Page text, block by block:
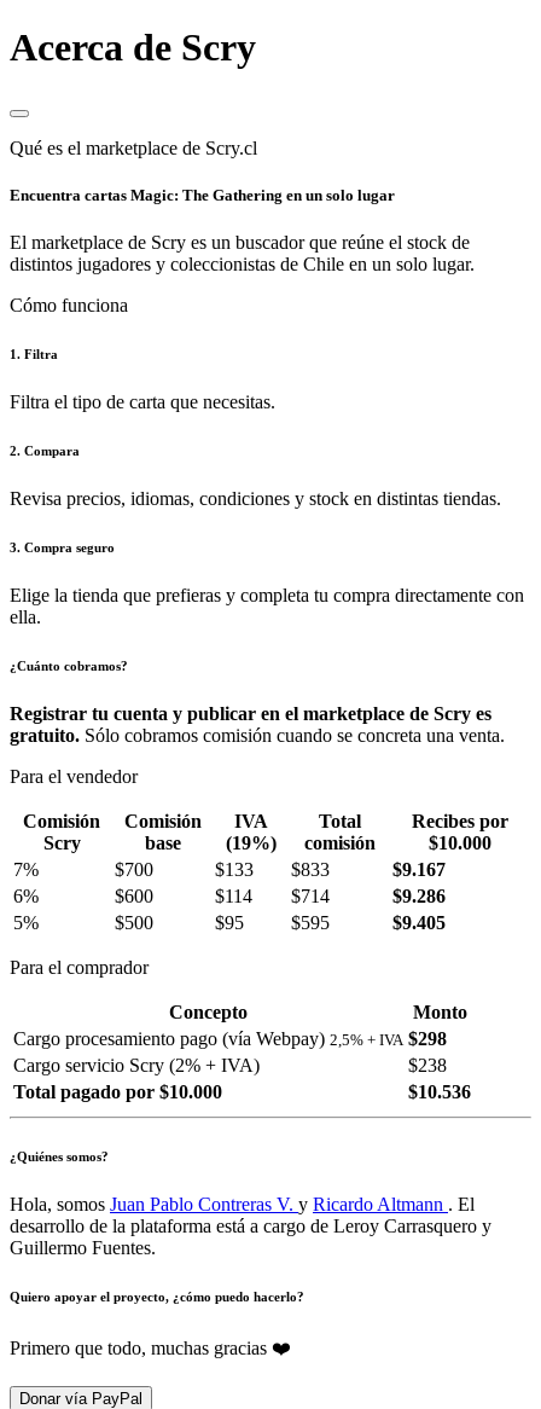
Acerca de Scry
Qué es el marketplace de Scry.cl
Encuentra cartas Magic: The Gathering en un solo lugar
El marketplace de Scry es un buscador que reúne el stock de
distintos jugadores y coleccionistas de Chile en un solo lugar.
Cómo funciona
1. Filtra
Filtra el tipo de carta que necesitas.
2. Compara
Revisa precios, idiomas, condiciones y stock en distintas tiendas.
3. Compra seguro
Elige la tienda que prefieras y completa tu compra directamente con
ella.
¿Cuánto cobramos?
Registrar tu cuenta y publicar en el marketplace de Scry es
gratuito. Sólo cobramos comisión cuando se concreta una venta.
Para el vendedor
Comisión
Scry
Comisión
base
IVA
(19%)
Total
comisión
Recibes por
$10.000
7%
$700 $133 $833
$9.167
6%
$600 $114 $714
$9.286
5%
$500 $95 $595 $9.405
Para el comprador
Concepto
Monto
Cargo procesamiento pago (vía Webpay) 2,5% + IVA $298
Cargo servicio Scry (2% + IVA)
$238
Total pagado por $10.000
$10.536
¿Quiénes somos?
Hola, somos Juan Pablo Contreras V. y Ricardo Altmann . El
desarrollo de la plataforma está a cargo de Leroy Carrasquero y
Guillermo Fuentes.
Quiero apoyar el proyecto, ¿cómo puedo hacerlo?
Primero que todo, muchas gracias ❤️
Donar vía PayPal